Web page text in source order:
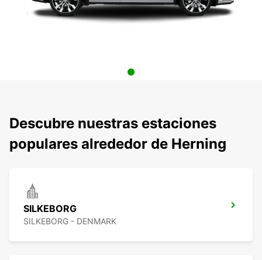
Descubre nuestras estaciones
populares alrededor de Herning
SILKEBORG
SILKEBORG - DENMARK